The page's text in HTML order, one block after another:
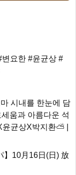
요한 #윤균상 #
시내를 한눈에 담
움과 아름다운 석
균상X박지환⛅ |
】10月16日(日) 放